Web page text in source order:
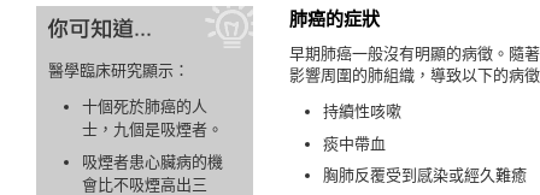
醫學臨床研究顯示：
十個死於肺癌的人
士，九個是吸煙者。
吸煙者患心臟病的機
會比不吸煙高出三
肺癌的症狀
早期肺癌一般沒有明顯的病徵。隨
影響周圍的肺組織，導致以下的病
持續性咳嗽
痰中帶血
胸肺反覆受到感染或經久難癒